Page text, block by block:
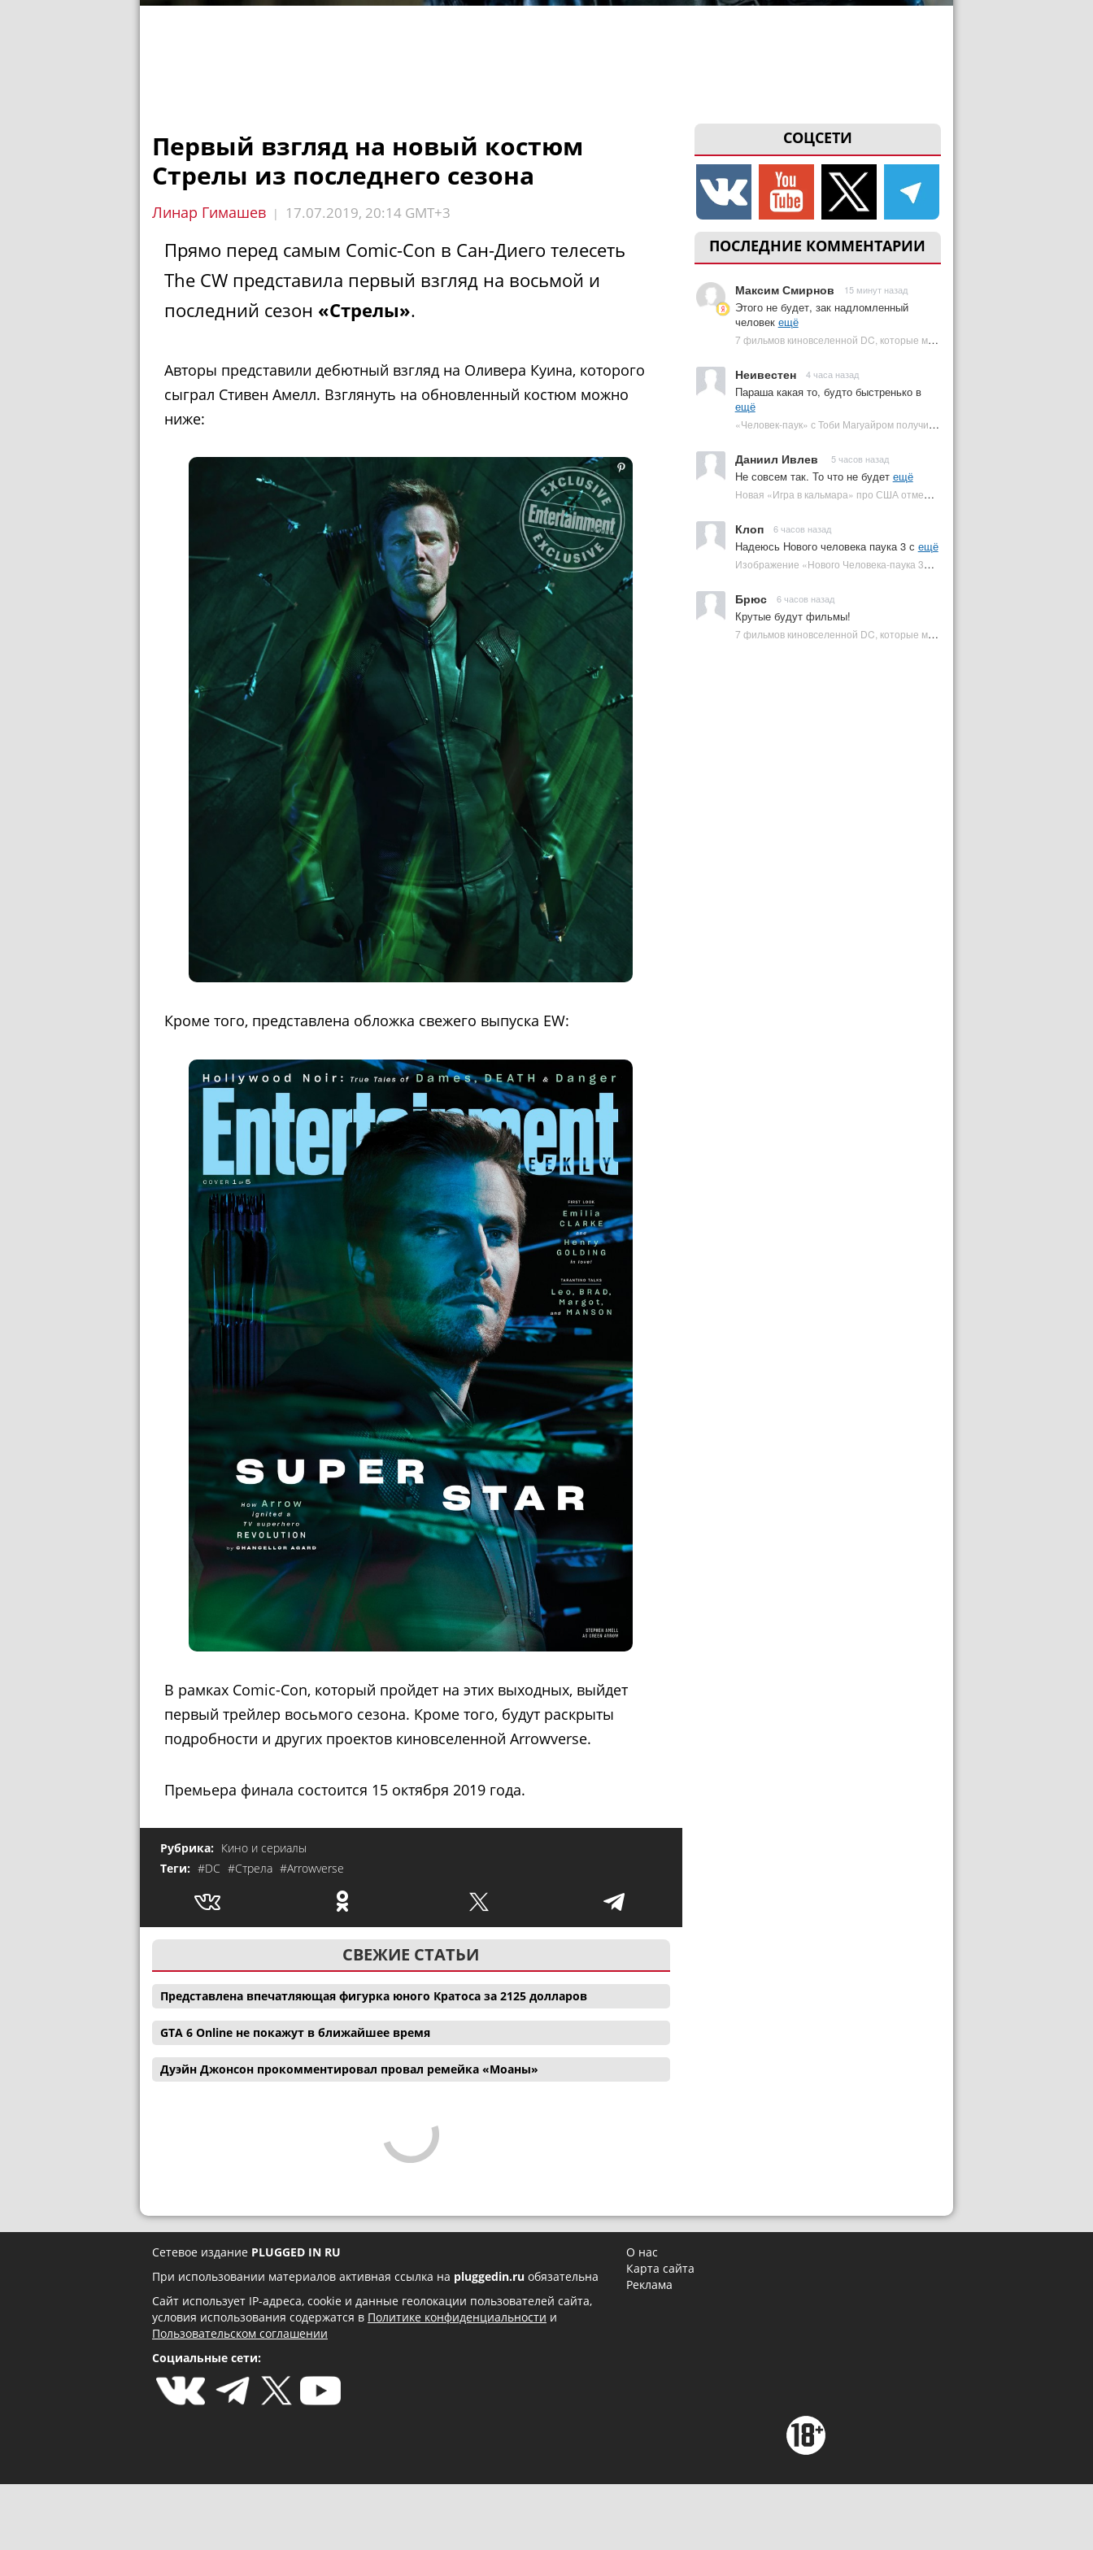
СОЦСЕТИ
ПОСЛЕДНИЕ КОММЕНТАРИИ
Максим Смирнов 15 минут назад
Этого не будет, зак надломленный
человек ещё
7 фильмов киновселенной DC, которые может снять Зак Снайдер | Plugged In Ru
Неивестен 4 часа назад
Параша какая то, будто быстренько в
ещё
«Человек-паук» с Тоби Магуайром получил новый постер | Plugged In Ru
Даниил Ивлев 5 часов назад
Не совсем так. То что не будет ещё
Новая «Игра в кальмара» про США отменена | Plugged In Ru
Клоп 6 часов назад
Надеюсь Нового человека паука 3 с ещё
Изображение «Нового Человека-паука 3» подтвердило Зловещую шестерку | Plugged In Ru
Брюс 6 часов назад
Крутые будут фильмы!
7 фильмов киновселенной DC, которые может снять Зак Снайдер | Plugged In Ru
Первый взгляд на новый костюм
Стрелы из последнего сезона
Линар Гимашев | 17.07.2019, 20:14 GMT+3
Прямо перед самым Comic-Con в Сан-Диего телесеть
The CW представила первый взгляд на восьмой и
последний сезон «Стрелы».
Авторы представили дебютный взгляд на Оливера Куина, которого
сыграл Стивен Амелл. Взглянуть на обновленный костюм можно
ниже:
Кроме того, представлена обложка свежего выпуска EW:
В рамках Comic-Con, который пройдет на этих выходных, выйдет
первый трейлер восьмого сезона. Кроме того, будут раскрыты
подробности и других проектов киновселенной Arrowverse.
Премьера финала состоится 15 октября 2019 года.
Рубрика: Кино и сериалы
Теги: #DC #Стрела #Arrowverse
СВЕЖИЕ СТАТЬИ
Представлена впечатляющая фигурка юного Кратоса за 2125 долларов
GTA 6 Online не покажут в ближайшее время
Дуэйн Джонсон прокомментировал провал ремейка «Моаны»
Сетевое издание PLUGGED IN RU
При использовании материалов активная ссылка на pluggedin.ru обязательна
Сайт использует IP-адреса, cookie и данные геолокации пользователей сайта,
условия использования содержатся в Политике конфиденциальности и
Пользовательском соглашении
Социальные сети:
О нас
Карта сайта
Реклама